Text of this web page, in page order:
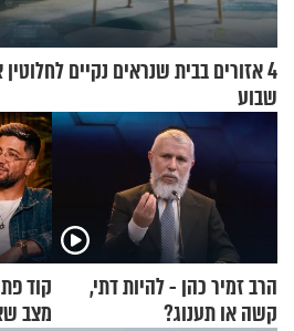
4 אזורים בבית שנראים נקיים
שבוע
הרב זמיר כהן - להיות דתי,
קשה או תענוג?
קוד
מצב